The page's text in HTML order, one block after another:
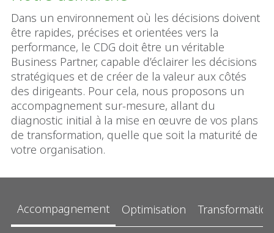
Dans un environnement où les décisions doivent
être rapides, précises et orientées vers la
performance, le CDG doit être un véritable
Business Partner, capable d’éclairer les décisions
stratégiques et de créer de la valeur aux côtés
des dirigeants. Pour cela, nous proposons un
accompagnement sur-mesure, allant du
diagnostic initial à la mise en œuvre de vos plans
de transformation, quelle que soit la maturité de
votre organisation.
Accompagnement Optimisation Transformation